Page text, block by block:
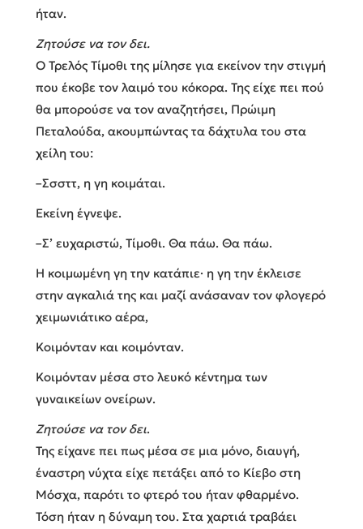
ήταν.
Ζητούσε να τον δει.
Ο Τρελός Τίμοθι της μίλησε για εκείνον την στιγμή
που έκοβε τον λαιμό του κόκορα. Της είχε πει πού
θα μπορούσε να τον αναζητήσει, Πρώιμη
Πεταλούδα, ακουμπώντας τα δάχτυλα του στα
χείλη του:
–Σσσττ, η γη κοιμάται.
Εκείνη έγνεψε.
–Σ’ ευχαριστώ, Τίμοθι. Θα πάω. Θα πάω.
Η κοιμωμένη γη την κατάπιε· η γη την έκλεισε
στην αγκαλιά της και μαζί ανάσαναν τον φλογερό
χειμωνιάτικο αέρα,
Κοιμόνταν και κοιμόνταν.
Κοιμόνταν μέσα στο λευκό κέντημα των
γυναικείων ονείρων.
Ζητούσε να τον δει.
Της είχανε πει πως μέσα σε μια μόνο, διαυγή,
έναστρη νύχτα είχε πετάξει από το Κίεβο στη
Μόσχα, παρότι το φτερό του ήταν φθαρμένο.
Τόση ήταν η δύναμη του. Στα χαρτιά τραβάει